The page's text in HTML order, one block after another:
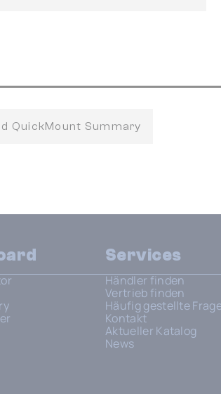
QuickMount Summary
Services
Händler finden
Vertrieb finden
Häufig gestellte
Kontakt
Aktueller Katalog
News